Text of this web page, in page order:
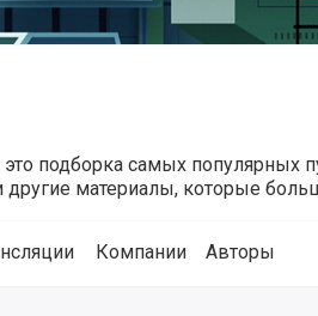
подборка самых популярных
другие материалы, которые
Компании Авторы